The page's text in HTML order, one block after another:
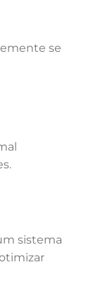
se
sistema